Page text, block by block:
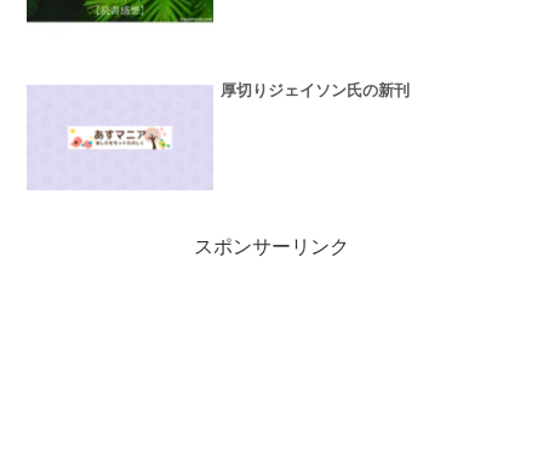
厚切りジェイソン氏の新刊
スポンサーリンク